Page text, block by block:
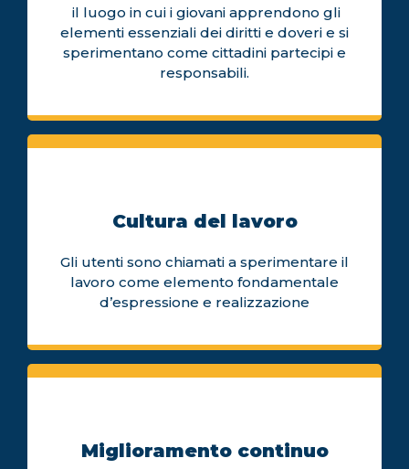
il luogo in cui i giovani apprendono gli
elementi essenziali dei diritti e doveri e si
sperimentano come cittadini partecipi e
responsabili.
Cultura del lavoro
Gli utenti sono chiamati a sperimentare il
lavoro come elemento fondamentale
d’espressione e realizzazione
Miglioramento continuo